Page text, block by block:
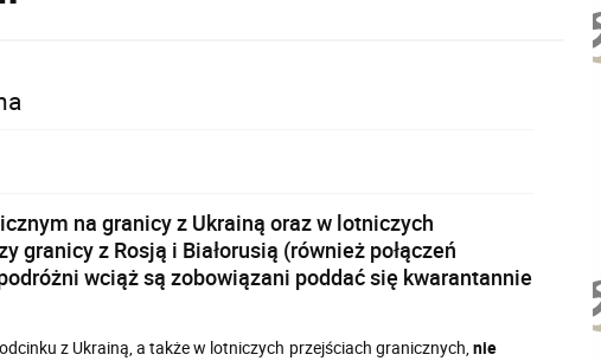
na granicy z Ukrainą oraz w lotniczych
z Rosją i Białorusią (również połączeń
wciąż są zobowiązani poddać się kwarantannie
z Ukrainą, a także w lotniczych przejściach granicznych,nie